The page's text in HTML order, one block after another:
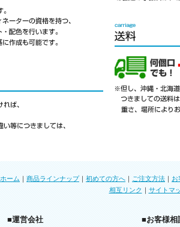
ホーム ｜ 商品ラインナップ｜ 初めての方へ ｜ ご注文方法 ｜ お
相互リンク ｜ サイトマ
■運営会社 ■お客様相